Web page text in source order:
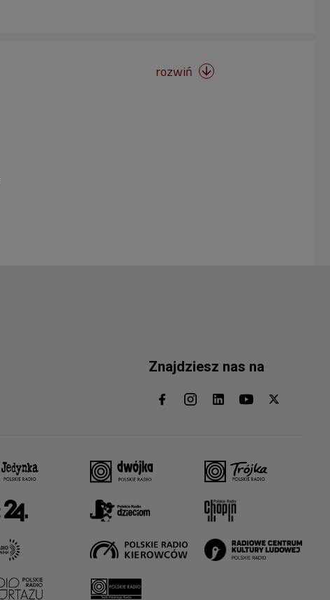
rozwiń 
Znajdziesz nas na